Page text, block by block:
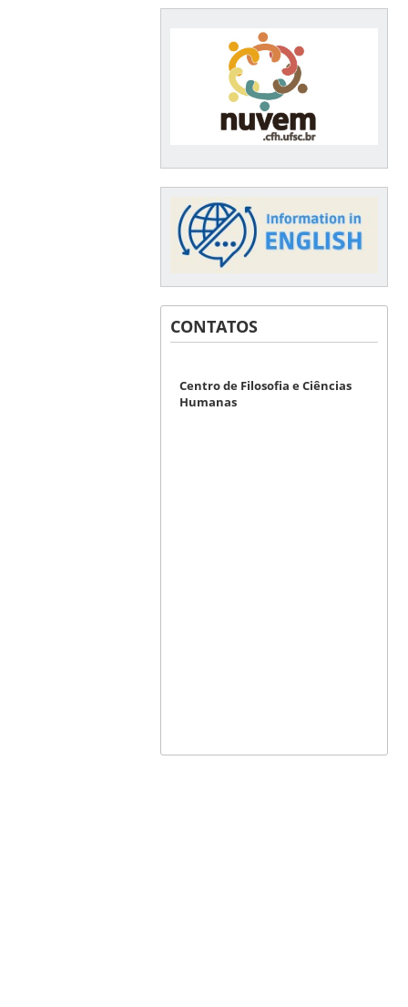
CONTATOS
Centro de Filosofia e Ciências
Humanas